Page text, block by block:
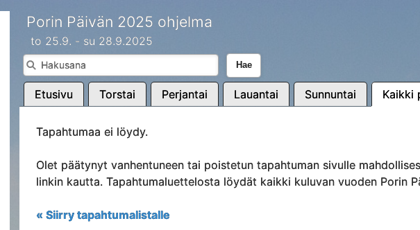
Porin Päivän 2025 ohjelma
to 25.9. - su 28.9.2025
Hae
Etusivu Torstai Perjantai Lauantai Sunnuntai Kaikki
Tapahtumaa ei löydy.
Olet päätynyt vanhentuneen tai poistetun tapahtuman sivulle
linkin kautta. Tapahtumaluettelosta löydät kaikki kuluvan vuoden Porin
« Siirry tapahtumalistalle